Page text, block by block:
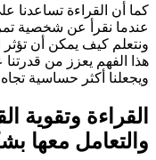
كما أن القراءة
عندما نقرأ عن شخصية
ونتعلم كيف يمكن أن
هذا الفهم يعزز من
ويجعلنا أكثر حساسية تجاه
القراءة وتقوية
والتعامل معها